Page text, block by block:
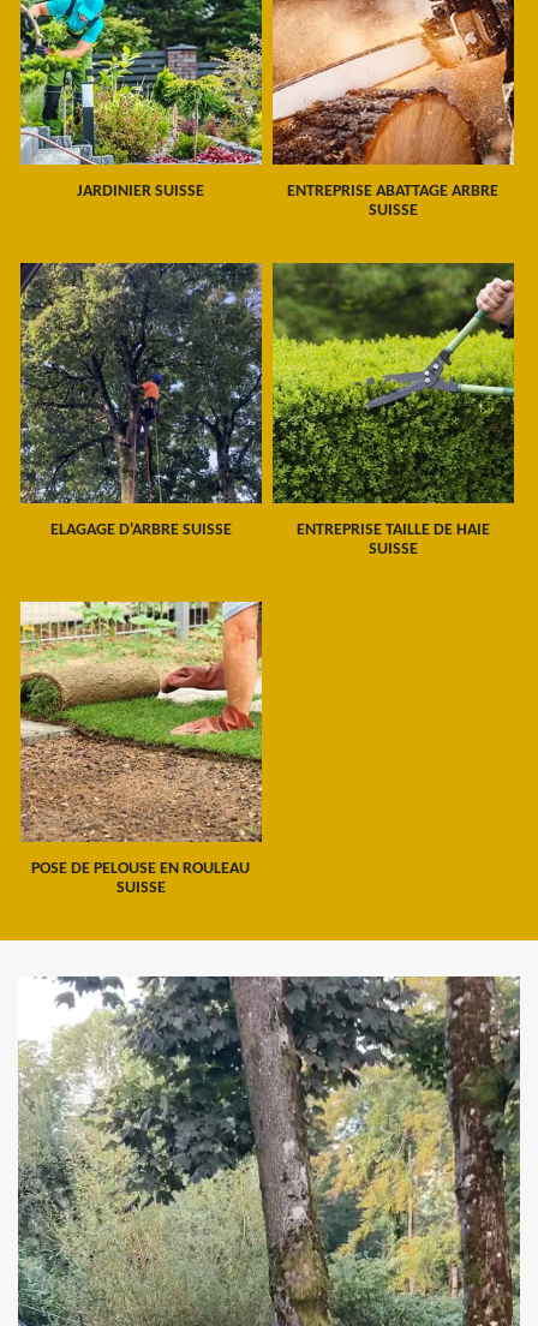
JARDINIER SUISSE
ENTREPRISE ABATTAGE ARBRE
SUISSE
ELAGAGE D'ARBRE SUISSE
ENTREPRISE TAILLE DE HAIE
SUISSE
POSE DE PELOUSE EN ROULEAU
SUISSE